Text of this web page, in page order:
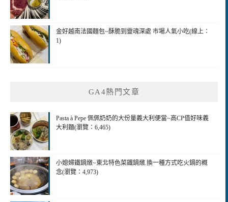
金好越南法國麵包~酥脆到靈魂深處 市場人氣小吃(線上：
1)
GA4熱門文章
Pasta à Pepe 佩佩奶奶的大份量義大利便當~高CP值好味義
大利麵(瀏覽：6,465)
小媳婦鐵鍋燉~東北特色菜鐵鍋燉.換一種方式吃火鍋的概
念(瀏覽：4,973)